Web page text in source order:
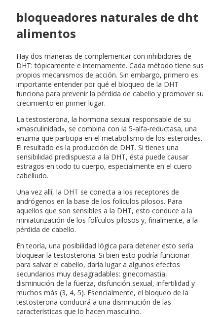
bloqueadores naturales de dht
alimentos
Hay dos maneras de complementar con inhibidores de
DHT: tópicamente e internamente. Cada método tiene sus
propios mecanismos de acción. Sin embargo, primero es
importante entender por qué el bloqueo de la DHT
funciona para prevenir la pérdida de cabello y promover su
crecimiento en primer lugar.
La testosterona, la hormona sexual responsable de su
«masculinidad», se combina con la 5-alfa-reductasa, una
enzima que participa en el metabolismo de los esteroides.
El resultado es la producción de DHT. Si tienes una
sensibilidad predispuesta a la DHT, ésta puede causar
estragos en todo tu cuerpo, especialmente en el cuero
cabelludo.
Una vez allí, la DHT se conecta a los receptores de
andrógenos en la base de los folículos pilosos. Para
aquellos que son sensibles a la DHT, esto conduce a la
miniaturización de los folículos pilosos y, finalmente, a la
pérdida de cabello.
En teoría, una posibilidad lógica para detener esto sería
bloquear la testosterona. Si bien esto podría funcionar
para salvar el cabello, daría lugar a algunos efectos
secundarios muy desagradables: ginecomastia,
disminución de la fuerza, disfunción sexual, infertilidad y
muchos más (3, 4, 5). Esencialmente, el bloqueo de la
testosterona conducirá a una disminución de las
características que lo hacen masculino.